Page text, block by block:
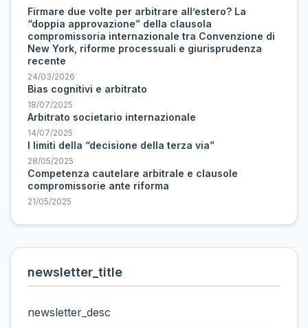
Firmare due volte per arbitrare all’estero? La
“doppia approvazione” della clausola
compromissoria internazionale tra Convenzione di
New York, riforme processuali e giurisprudenza
recente
24/03/2026
Bias cognitivi e arbitrato
18/07/2025
Arbitrato societario internazionale
14/07/2025
I limiti della “decisione della terza via”
28/05/2025
Competenza cautelare arbitrale e clausole
compromissorie ante riforma
21/05/2025
newsletter_title
newsletter_desc